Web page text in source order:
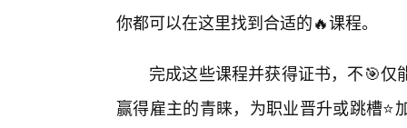
你都可以在这里找到合适的🔥课程。
完成这些课程并获得证书，不🎯
赢得雇主的青睐，为职业晋升或跳槽